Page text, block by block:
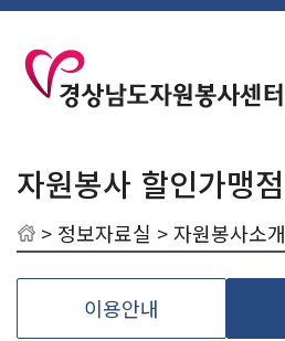
자원봉사 할인가맹점
> 정보자료실 >자원봉사소개
이용안내